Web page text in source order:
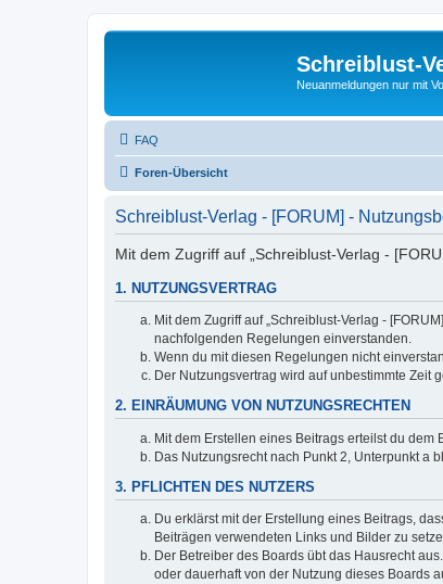
Schreiblust-
Neuanmeldungen nur mit
FAQ
Foren-Übersicht
Schreiblust-Verlag - [FORUM] -
Mit dem Zugriff auf „Schreiblust-Verlag -
1. NUTZUNGSVERTRAG
Mit dem Zugriff auf „Schreiblust-Verlag -
nachfolgenden Regelungen einverstanden.
Wenn du mit diesen Regelungen nicht
Der Nutzungsvertrag wird auf unbestimmte
2. EINRÄUMUNG VON NUTZUNGSRECHTEN
Mit dem Erstellen eines Beitrags erteilst du
Das Nutzungsrecht nach Punkt 2, Unterpunkt a
3. PFLICHTEN DES NUTZERS
Du erklärst mit der Erstellung eines Beitrags,
Beiträgen verwendeten Links und Bilder zu
Der Betreiber des Boards übt das Hausrecht
oder dauerhaft von der Nutzung dieses Boards